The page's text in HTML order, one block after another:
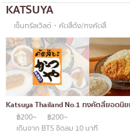
KATSUYA
เซ็นทรัลเวิลด์・คัตสึด้ง/ทงคัตสึ
Katsuya Thailand No.1 ทงคัตสึยอดนิ
฿200~
฿200~
เดินจาก BTS ชิดลม 10 นาที